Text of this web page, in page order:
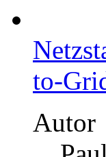
Autor